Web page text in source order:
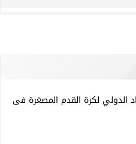
الدولي لكرة القدم المصغرة فى